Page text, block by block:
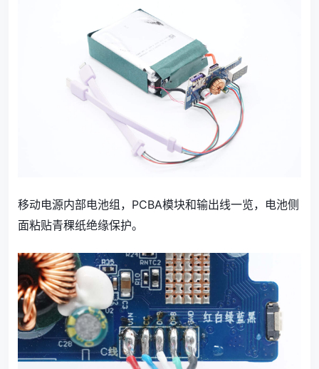
移动电源内部电池组，PCBA模块和输出线一览，电池侧
面粘贴青稞纸绝缘保护。